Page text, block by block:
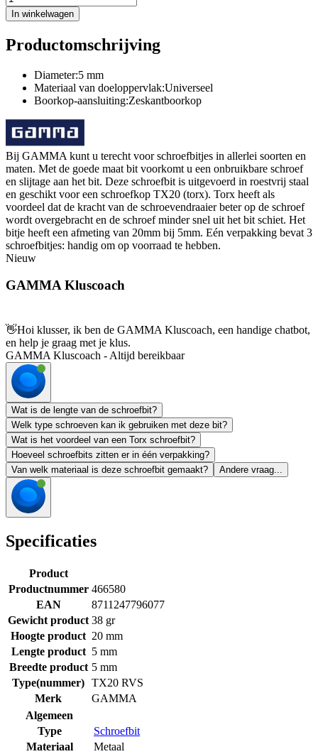
In winkelwagen
Productomschrijving
Diameter:5 mm
Materiaal van doeloppervlak:Universeel
Boorkop-aansluiting:Zeskantboorkop
Bij GAMMA kunt u terecht voor schroefbitjes in allerlei soorten en
maten. Met de goede maat bit voorkomt u een onbruikbare schroef
en slijtage aan het bit. Deze schroefbit is uitgevoerd in roestvrij staal
en geschikt voor een schroefkop TX20 (torx). Torx heeft als
voordeel dat de kracht van de schroevendraaier beter op de schroef
wordt overgebracht en de schroef minder snel uit het bit schiet. Het
bitje heeft een afmeting van 20mm bij 5mm. Eén verpakking bevat 3
schroefbitjes: handig om op voorraad te hebben.
Nieuw
GAMMA Kluscoach
👋Hoi klusser, ik ben de GAMMA Kluscoach, een handige chatbot,
en help je graag met je klus.
GAMMA Kluscoach - Altijd bereikbaar
Wat is de lengte van de schroefbit?
Welk type schroeven kan ik gebruiken met deze bit?
Wat is het voordeel van een Torx schroefbit?
Hoeveel schroefbits zitten er in één verpakking?
Van welk materiaal is deze schroefbit gemaakt?
Andere vraag...
Specificaties
Product
Productnummer 466580
EAN
8711247796077
Gewicht product 38 gr
Hoogte product 20 mm
Lengte product 5 mm
Breedte product 5 mm
Type(nummer) TX20 RVS
Merk
GAMMA
Algemeen
Type
Schroefbit
Materiaal
Metaal